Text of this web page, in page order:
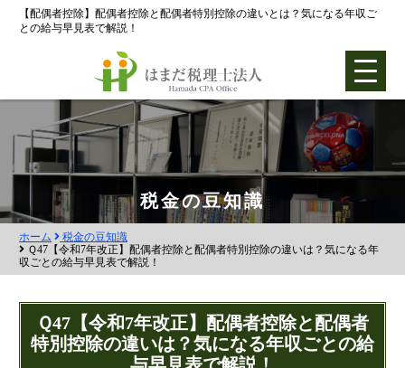
【配偶者控除】配偶者控除と配偶者特別控除の違いとは？気になる年収ご
との給与早見表で解説！
ホーム
各種支援業務
会社設立0円プラン
株式会社設立
税金の豆知識
ホーム
税金の豆知識
Ｑ47【令和7年改正】配偶者控除と配偶者特別控除の違いは？気になる年
収ごとの給与早見表で解説！
Ｑ47【令和7年改正】配偶者控除と配偶者
特別控除の違いは？気になる年収ごとの給